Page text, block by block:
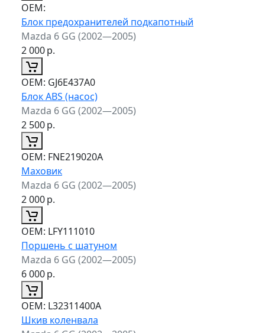
ОЕМ:
Блок предохранителей подкапотный
Mazda 6 GG (2002—2005)
2 000р.
ОЕМ: GJ6E437A0
Блок ABS (насос)
Mazda 6 GG (2002—2005)
2 500р.
ОЕМ: FNE219020A
Маховик
Mazda 6 GG (2002—2005)
2 000р.
ОЕМ: LFY111010
Поршень с шатуном
Mazda 6 GG (2002—2005)
6 000р.
ОЕМ: L32311400A
Шкив коленвала